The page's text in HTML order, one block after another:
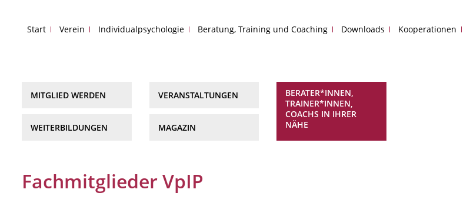
Start Verein Individualpsychologie Beratung, Training und Coaching Downloads Kooperationen
MITGLIED WERDEN
WEITERBILDUNGEN
VERANSTALTUNGEN
MAGAZIN
BERATER*INNEN,
TRAINER*INNEN,
COACHS IN IHRER
NÄHE
Fachmitglieder VpIP